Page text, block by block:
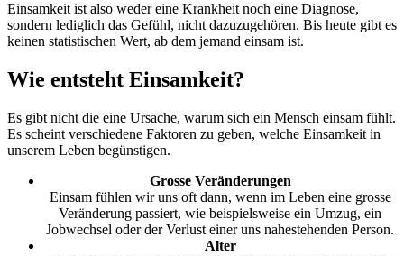
Einsamkeit ist also weder eine Krankheit noch eine Diagnose,
sondern lediglich das Gefühl, nicht dazuzugehören. Bis heute gibt es
keinen statistischen Wert, ab dem jemand einsam ist.
Wie entsteht Einsamkeit?
Es gibt nicht die eine Ursache, warum sich ein Mensch einsam fühlt.
Es scheint verschiedene Faktoren zu geben, welche Einsamkeit in
unserem Leben begünstigen.
Grosse Veränderungen
Einsam fühlen wir uns oft dann, wenn im Leben eine grosse
Veränderung passiert, wie beispielsweise ein Umzug, ein
Jobwechsel oder der Verlust einer uns nahestehenden Person.
Alter